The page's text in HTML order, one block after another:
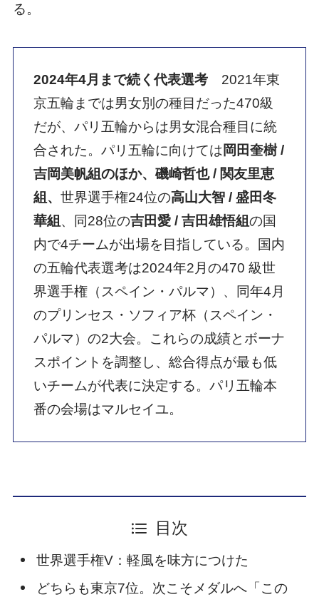
る。
2024年4月まで続く代表選考 2021年東
京五輪までは男女別の種目だった470級
だが、パリ五輪からは男女混合種目に統
合された。パリ五輪に向けては 岡田奎樹 /
吉岡美帆組のほか、磯崎哲也 / 関友里恵
組、世界選手権24位の高山大智 / 盛田冬
華組 、同28位の吉田愛 / 吉田雄悟組の国
内で4チームが出場を目指している。国内
の五輪代表選考は2024年2月の470 級世
界選手権（スペイン・パルマ）、同年4月
のプリンセス・ソフィア杯（スペイン・
パルマ）の2大会。これらの成績とボーナ
スポイントを調整し、総合得点が最も低
いチームが代表に決定する。パリ五輪本
番の会場はマルセイユ。
目次
世界選手権V：軽風を味方につけた
どちらも東京7位。次こそメダルへ「この